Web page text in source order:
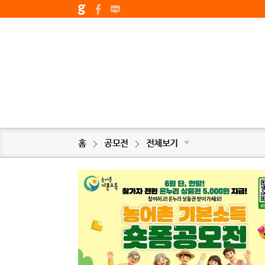
홈 공모전 전체보기 ▼